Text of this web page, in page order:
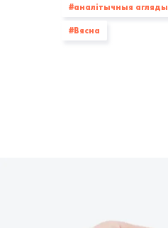
#аналітычныя агляды
#Вясна